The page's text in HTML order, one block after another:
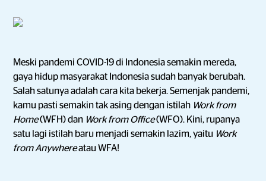
Meski pandemi COVID-19 di Indonesia semakin mereda,
gaya hidup masyarakat Indonesia sudah banyak berubah.
Salah satunya adalah cara kita bekerja. Semenjak pandemi,
kamu pasti semakin tak asing dengan istilah Work from
Home(WFH) dan Work from Office(WFO). Kini, rupanya
satu lagi istilah baru menjadi semakin lazim, yaitu Work
from Anywhereatau WFA!